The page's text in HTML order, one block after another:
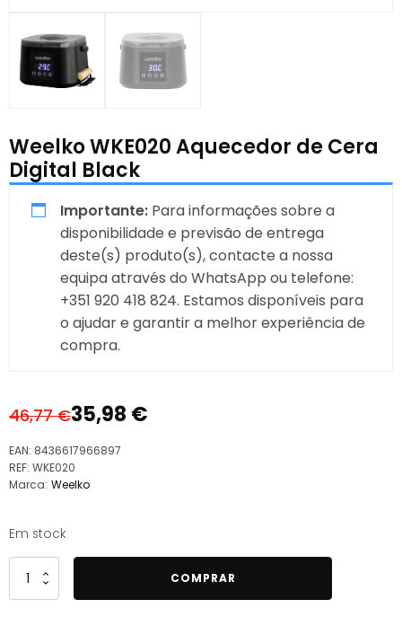
Weelko WKE020 Aquecedor de Cera
Digital Black
Importante: Para informações sobre a
disponibilidade e previsão de entrega
deste(s) produto(s), contacte a nossa
equipa através do WhatsApp ou telefone:
+351 920 418 824. Estamos disponíveis para
o ajudar e garantir a melhor experiência de
compra.
46,77€
O
preço
original
era:
35,98 €
O
preço
atual
é:
EAN: 8436617966897
REF: WKE020
Marca: Weelko
Em stock
Quantidade
de
COMPRAR